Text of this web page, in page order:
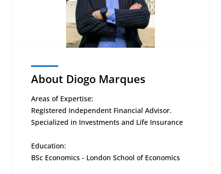
About Diogo Marques
Areas of Expertise:
Registered Independent Financial Advisor.
Specialized in Investments and Life Insurance
Education:
BSc Economics - London School of Economics